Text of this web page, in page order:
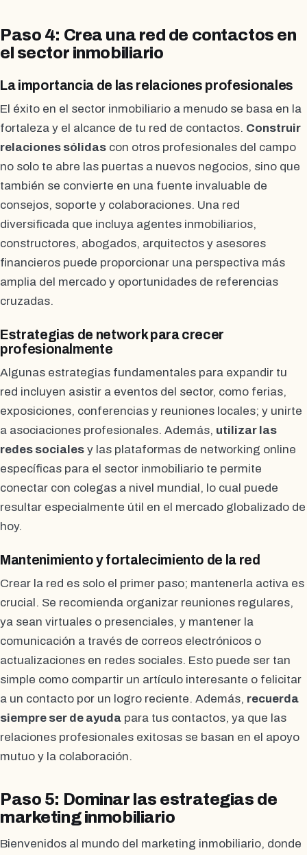
Paso 4: Crea una red de contactos en
el sector inmobiliario
La importancia de las relaciones profesionales
El éxito en el sector inmobiliario a menudo se basa en la
fortaleza y el alcance de tu red de contactos. Construir
relaciones sólidas con otros profesionales del campo
no solo te abre las puertas a nuevos negocios, sino que
también se convierte en una fuente invaluable de
consejos, soporte y colaboraciones. Una red
diversificada que incluya agentes inmobiliarios,
constructores, abogados, arquitectos y asesores
financieros puede proporcionar una perspectiva más
amplia del mercado y oportunidades de referencias
cruzadas.
Estrategias de network para crecer
profesionalmente
Algunas estrategias fundamentales para expandir tu
red incluyen asistir a eventos del sector, como ferias,
exposiciones, conferencias y reuniones locales; y unirte
a asociaciones profesionales. Además, utilizar las
redes sociales y las plataformas de networking online
específicas para el sector inmobiliario te permite
conectar con colegas a nivel mundial, lo cual puede
resultar especialmente útil en el mercado globalizado de
hoy.
Mantenimiento y fortalecimiento de la red
Crear la red es solo el primer paso; mantenerla activa es
crucial. Se recomienda organizar reuniones regulares,
ya sean virtuales o presenciales, y mantener la
comunicación a través de correos electrónicos o
actualizaciones en redes sociales. Esto puede ser tan
simple como compartir un artículo interesante o felicitar
a un contacto por un logro reciente. Además, recuerda
siempre ser de ayuda para tus contactos, ya que las
relaciones profesionales exitosas se basan en el apoyo
mutuo y la colaboración.
Paso 5: Dominar las estrategias de
marketing inmobiliario
Bienvenidos al mundo del marketing inmobiliario, donde